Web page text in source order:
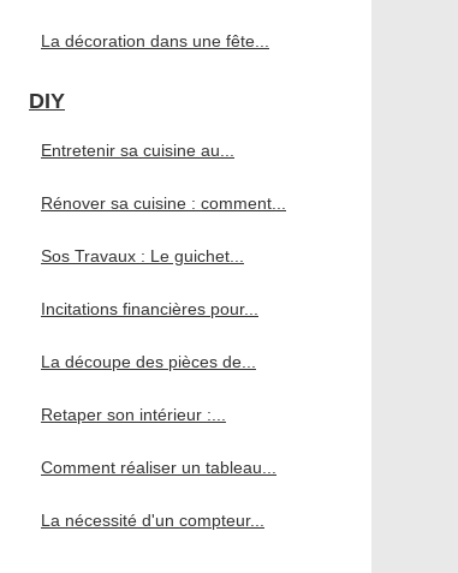
La décoration dans une fête...
DIY
Entretenir sa cuisine au...
Rénover sa cuisine : comment...
Sos Travaux : Le guichet...
Incitations financières pour...
La découpe des pièces de...
Retaper son intérieur :...
Comment réaliser un tableau...
La nécessité d'un compteur...